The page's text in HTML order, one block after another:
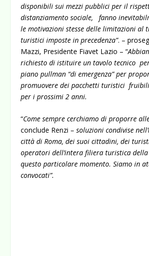
disponibili sui mezzi pubblici per il
distanziamento sociale, fanno
le motivazioni stesse delle limitazioni al
turistici imposte in precedenza”. –
Mazzi, Presidente Fiavet Lazio – “
richiesto di istituire un tavolo tecnico
piano pullman “di emergenza” per
promuovere dei pacchetti turistici
per i prossimi 2 anni.
“Come sempre cerchiamo di proporre
conclude Renzi –soluzioni condivise
città di Roma, dei suoi cittadini, dei
operatori dell’intera filiera turistica
questo particolare momento. Siamo in
convocati”.